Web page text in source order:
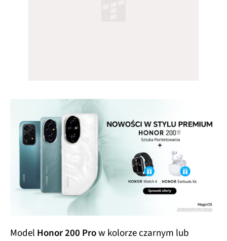
Model Honor 200 Prow kolorze czarnym lub